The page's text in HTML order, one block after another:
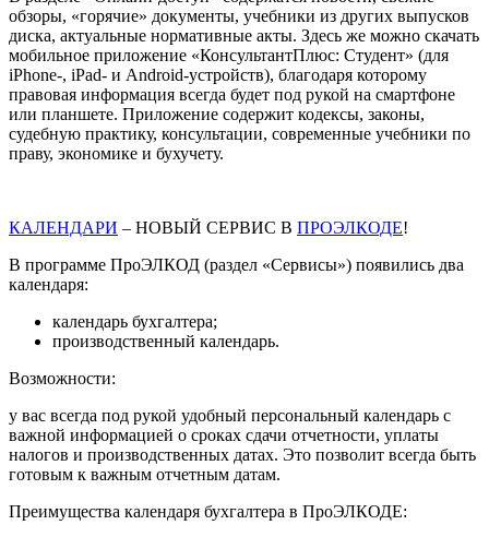
обзоры, «горячие» документы, учебники из других выпусков
диска, актуальные нормативные акты. Здесь же можно скачать
мобильное приложение «КонсультантПлюс: Студент» (для
iPhone-, iPad- и Android-устройств), благодаря которому
правовая информация всегда будет под рукой на смартфоне
или планшете. Приложение содержит кодексы, законы,
судебную практику, консультации, современные учебники по
праву, экономике и бухучету.
КАЛЕНДАРИ – НОВЫЙ СЕРВИС В ПРОЭЛКОДЕ!
В программе ПроЭЛКОД (раздел «Сервисы») появились два
календаря:
календарь бухгалтера;
производственный календарь.
Возможности:
у вас всегда под рукой удобный персональный календарь с
важной информацией о сроках сдачи отчетности, уплаты
налогов и производственных датах. Это позволит всегда быть
готовым к важным отчетным датам.
Преимущества календаря бухгалтера в ПроЭЛКОДЕ: